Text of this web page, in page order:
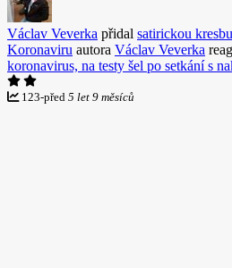
Václav Veverka přidal satirickou kresbu
Koronaviru autora Václav Veverka
koronavirus, na testy šel po setkání s
123-před 5 let 9 měsíců